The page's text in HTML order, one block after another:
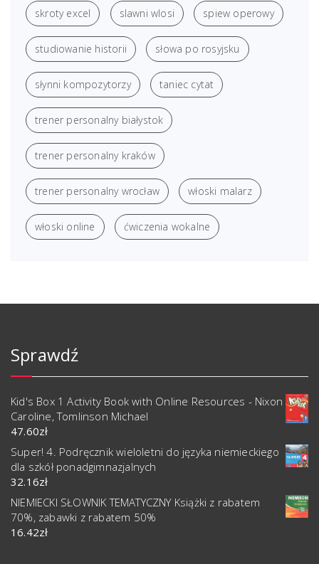
skroty excel slawni wlosi spiew operowy
studiowanie historii słowa po rosyjsku
słynni kompozytorzy taniec cytat
trener personalny białystok
trener personalny kraków
trener personalny wrocław włoski malarz
włoski online ćwiczenia wokalne
Sprawdź
Kid's Box 1 Activity Book with Online Resources - Nixon
Caroline, Tomlinson Michael
47.60zł
Super! 4. Podręcznik wieloletni do języka niemieckiego
dla szkół ponadgimnazjalnych
32.16zł
NIEMIECKI SŁOWNIK TEMATYCZNY Książki z rabatem
70%, zabawki z rabatem 50%
16.42zł